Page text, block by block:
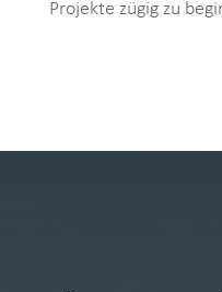
Projekte zügig zu